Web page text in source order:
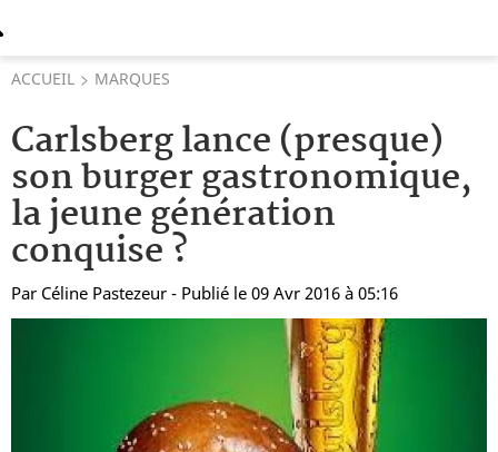
ACCUEIL MARQUES
Carlsberg lance (presque)
son burger gastronomique,
la jeune génération
conquise ?
Par Céline Pastezeur - Publié le 09 Avr 2016 à 05:16